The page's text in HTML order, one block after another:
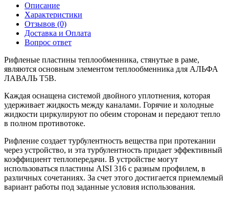
Описание
Характеристики
Отзывов (0)
Доставка и Оплата
Вопрос ответ
Рифленые пластины теплообменника, стянутые в раме,
являются основным элементом теплообменника для АЛЬФА
ЛАВАЛЬ T5B.
Каждая оснащена системой двойного уплотнения, которая
удерживает жидкость между каналами. Горячие и холодные
жидкости циркулируют по обеим сторонам и передают тепло
в полном противотоке.
Рифление создает турбулентность вещества при протекании
через устройство, и эта турбулентность придает эффективный
коэффициент теплопередачи. В устройстве могут
использоваться пластины AISI 316 с разным профилем, в
различных сочетаниях. За счет этого достигается приемлемый
вариант работы под заданные условия использования.